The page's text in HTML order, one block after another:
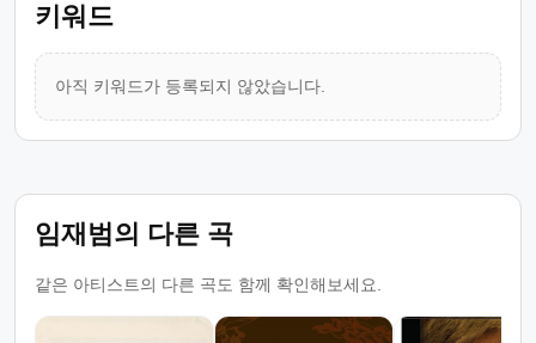
키워드
아직 키워드가 등록되지 않았습니다.
임재범의 다른 곡
같은 아티스트의 다른 곡도 함께 확인해보세요.